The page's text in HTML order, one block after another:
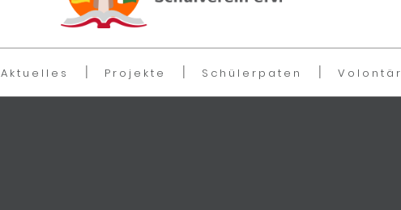
Aktuelles Projekte Schülerpaten Volontär